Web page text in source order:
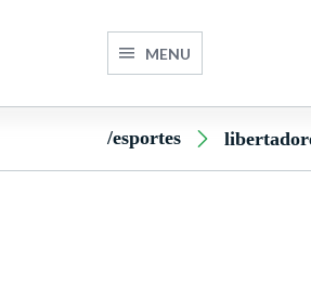
MENU
/esportes